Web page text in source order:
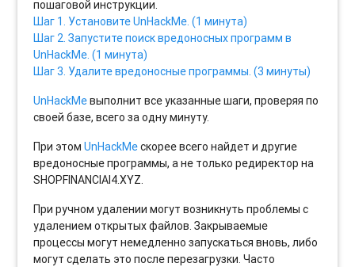
пошаговой инструкции.
Шаг 1. Установите UnHackMe. (1 минута)
Шаг 2. Запустите поиск вредоносных программ в
UnHackMe. (1 минута)
Шаг 3. Удалите вредоносные программы. (3 минуты)
UnHackMeвыполнит все указанные шаги, проверяя по
своей базе, всего за одну минуту.
При этомUnHackMeскорее всего найдет и другие
вредоносные программы, а не только редиректор на
SHOPFINANCIAI4.XYZ.
При ручном удалении могут возникнуть проблемы с
удалением открытых файлов. Закрываемые
процессы могут немедленно запускаться вновь, либо
могут сделать это после перезагрузки. Часто